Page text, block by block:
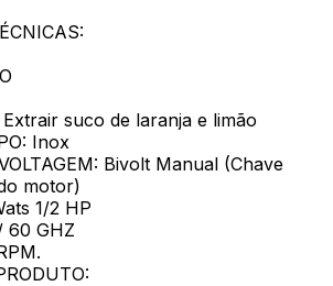
suco de laranja e limão
Inox
Bivolt Manual (Chave
motor)
1/2 HP
60 GHZ